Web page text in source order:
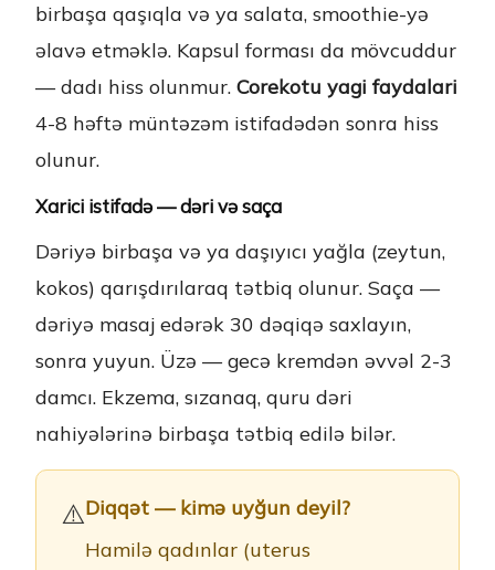
birbaşa qaşıqla və ya salata, smoothie-yə
əlavə etməklə. Kapsul forması da mövcuddur
— dadı hiss olunmur. Corekotu yagi faydalari
4-8 həftə müntəzəm istifadədən sonra hiss
olunur.
Xarici istifadə — dəri və saça
Dəriyə birbaşa və ya daşıyıcı yağla (zeytun,
kokos) qarışdırılaraq tətbiq olunur. Saça —
dəriyə masaj edərək 30 dəqiqə saxlayın,
sonra yuyun. Üzə — gecə kremdən əvvəl 2-3
damcı. Ekzema, sızanaq, quru dəri
nahiyələrinə birbaşa tətbiq edilə bilər.
⚠️Diqqət — kimə uyğun deyil?
Hamilə qadınlar (uterus